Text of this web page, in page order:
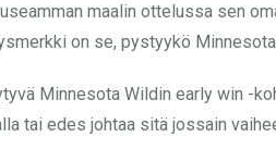
maalin ottelussa sen
on se, pystyykö
Minnesota Wildin early win -
tai edes johtaa sitä jossain